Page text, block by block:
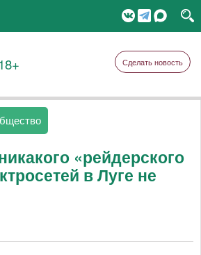
18+ Сделать новость
«рейдерского
в Луге не